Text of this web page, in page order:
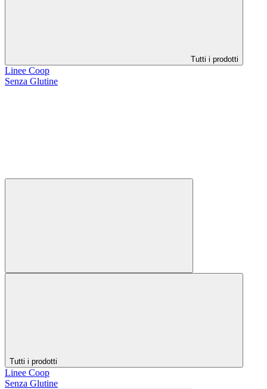
Tutti i prodotti
Linee Coop
Senza Glutine
Tutti i prodotti
Linee Coop
Senza Glutine